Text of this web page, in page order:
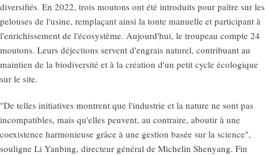
diversifiés. En 2022, trois moutons ont été introduits pour paître sur les
pelouses de l'usine, remplaçant ainsi la tonte manuelle et participant à
l'enrichissement de l'écosystème. Aujourd'hui, le troupeau compte 24
moutons. Leurs déjections servent d'engrais naturel, contribuant au
maintien de la biodiversité et à la création d'un petit cycle écologique
sur le site.
"De telles initiatives montrent que l'industrie et la nature ne sont pas
incompatibles, mais qu'elles peuvent, au contraire, aboutir à une
coexistence harmonieuse grâce à une gestion basée sur la science",
souligne Li Yanbing, directeur général de Michelin Shenyang. Fin